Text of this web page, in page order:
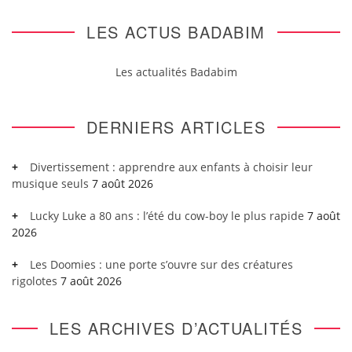
LES ACTUS BADABIM
Les actualités Badabim
DERNIERS ARTICLES
Divertissement : apprendre aux enfants à choisir leur
musique seuls 7 août 2026
Lucky Luke a 80 ans : l’été du cow-boy le plus rapide 7 août
2026
Les Doomies : une porte s’ouvre sur des créatures
rigolotes 7 août 2026
LES ARCHIVES D’ACTUALITÉS